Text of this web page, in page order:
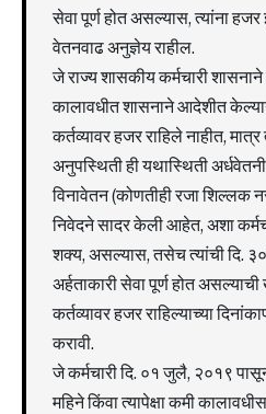
सेवा पूर्ण होत असल्यास, त्यांना हजर
वेतनवाढ अनुज्ञेय राहील.
जे राज्य शासकीय कर्मचारी
कालावधीत शासनाने आदेशीत
कर्तव्यावर हजर राहिले नाहीत, मात्र
अनुपस्थिती ही यथास्थिती अर्धवेतनी
विनावेतन (कोणतीही रजा शिल्लक
निवेदने सादर केली आहेत, अशा
शक्य, असल्यास, तसेच त्यांची दि.
अर्हताकारी सेवा पूर्ण होत
कर्तव्यावर हजर राहिल्याच्या
करावी.
जे कर्मचारी दि. ०१ जुलै, २०१९
महिने किंवा त्यापेक्षा कमी